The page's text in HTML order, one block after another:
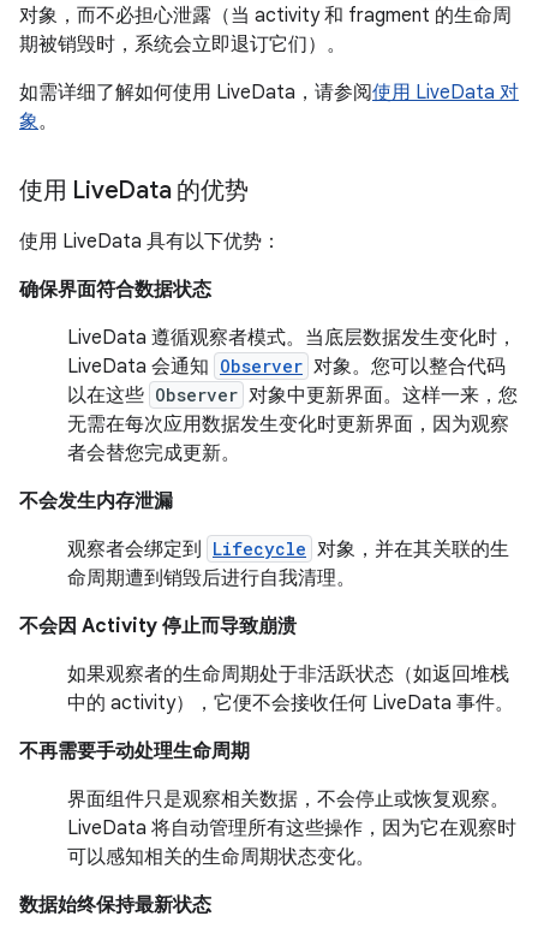
对象，而不必担心泄露（当 activity 和 fragment 的生命周
期被销毁时，系统会立即退订它们）。
如需详细了解如何使用 LiveData，请参阅使用 LiveData 对
象。
使用 LiveData 的优势
使用 LiveData 具有以下优势：
确保界面符合数据状态
LiveData 遵循观察者模式。当底层数据发生变化时，
LiveData 会通知 Observer 对象。您可以整合代码
以在这些 Observer 对象中更新界面。这样一来，您
无需在每次应用数据发生变化时更新界面，因为观察
者会替您完成更新。
不会发生内存泄漏
观察者会绑定到
Lifecycle 对象，并在其关联的生
命周期遭到销毁后进行自我清理。
不会因 Activity 停止而导致崩溃
如果观察者的生命周期处于非活跃状态（如返回堆栈
中的 activity），它便不会接收任何 LiveData 事件。
不再需要手动处理生命周期
界面组件只是观察相关数据，不会停止或恢复观察。
LiveData 将自动管理所有这些操作，因为它在观察时
可以感知相关的生命周期状态变化。
数据始终保持最新状态